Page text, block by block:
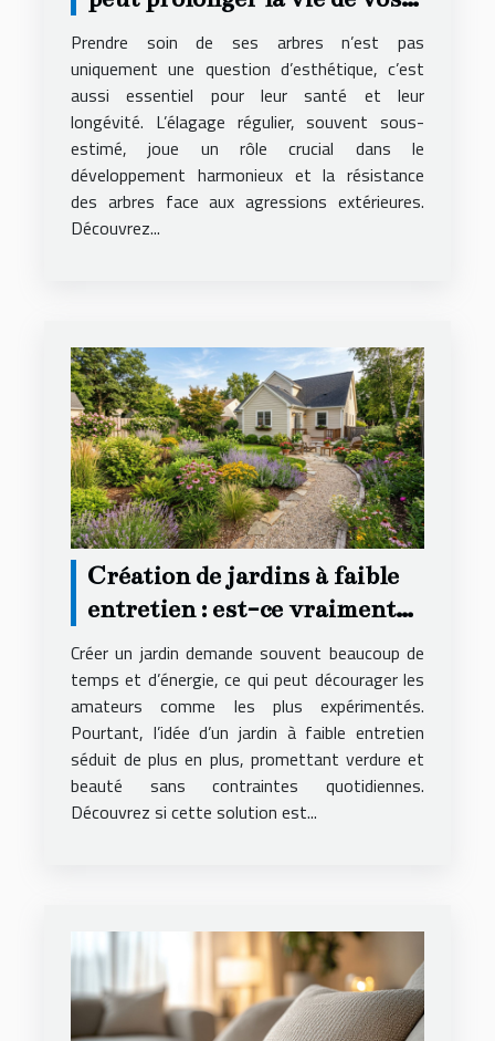
arbres ?
Prendre soin de ses arbres n’est pas
uniquement une question d’esthétique, c’est
aussi essentiel pour leur santé et leur
longévité. L’élagage régulier, souvent sous-
estimé, joue un rôle crucial dans le
développement harmonieux et la résistance
des arbres face aux agressions extérieures.
Découvrez...
Création de jardins à faible
entretien : est-ce vraiment
possible ?
Créer un jardin demande souvent beaucoup de
temps et d’énergie, ce qui peut décourager les
amateurs comme les plus expérimentés.
Pourtant, l’idée d’un jardin à faible entretien
séduit de plus en plus, promettant verdure et
beauté sans contraintes quotidiennes.
Découvrez si cette solution est...